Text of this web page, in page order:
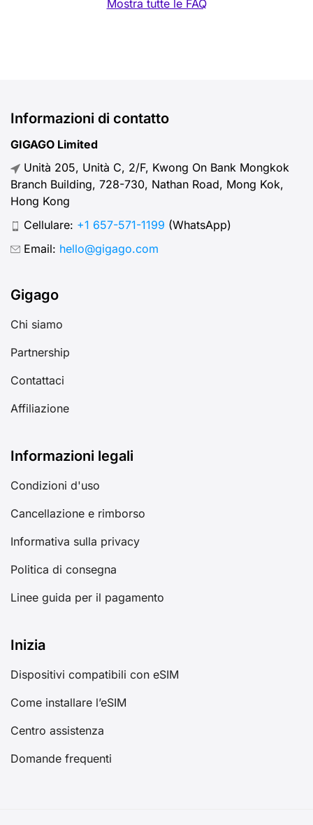
Mostra tutte le FAQ
Informazioni di contatto
GIGAGO Limited
Unità 205, Unità C, 2/F, Kwong On Bank Mongkok
Branch Building, 728-730, Nathan Road, Mong Kok,
Hong Kong
Cellulare: +1 657-571-1199 (WhatsApp)
Email: hello@gigago.com
Gigago
Chi siamo
Partnership
Contattaci
Affiliazione
Informazioni legali
Condizioni d'uso
Cancellazione e rimborso
Informativa sulla privacy
Politica di consegna
Linee guida per il pagamento
Inizia
Dispositivi compatibili con eSIM
Come installare l’eSIM
Centro assistenza
Domande frequenti